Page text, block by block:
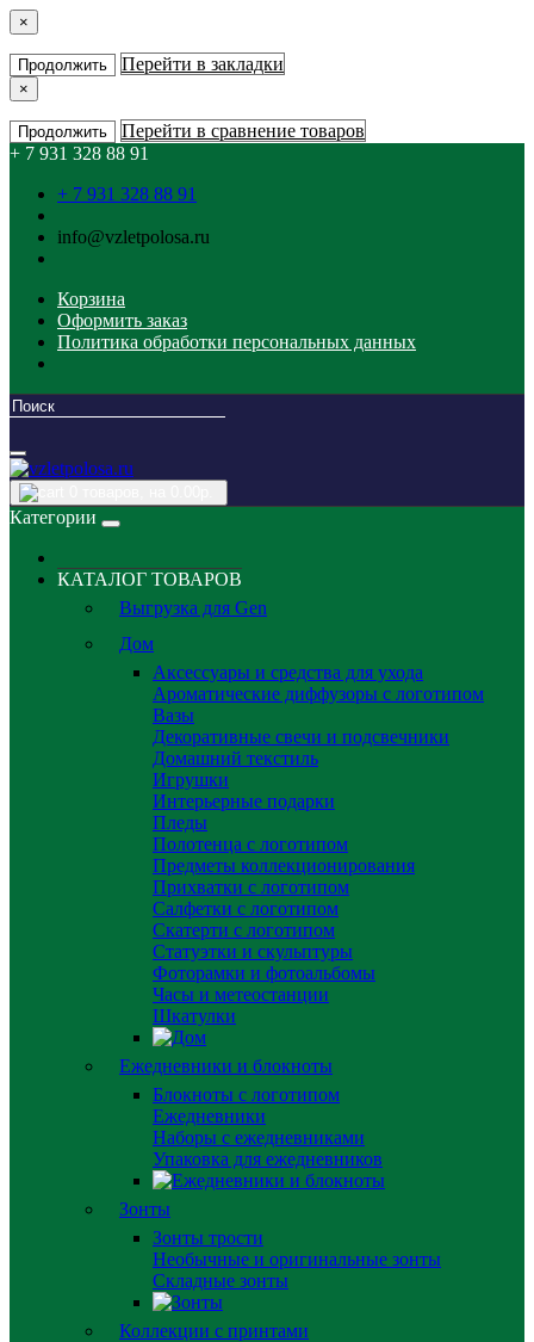
×
Продолжить Перейти в закладки
×
Продолжить
Перейти в сравнение товаров
+ 7 931 328 88 91
+ 7 931 328 88 91
info@vzletpolosa.ru
Корзина
Оформить заказ
Политика обработки персональных данных
Категории
КАТАЛОГ ТОВАРОВ
Выгрузка для Gen
Дом
Аксессуары и средства для ухода
Ароматические диффузоры с логотипом
Вазы
Декоративные свечи и подсвечники
Домашний текстиль
Игрушки
Интерьерные подарки
Пледы
Полотенца с логотипом
Предметы коллекционирования
Прихватки с логотипом
Салфетки с логотипом
Скатерти с логотипом
Статуэтки и скульптуры
Фоторамки и фотоальбомы
Часы и метеостанции
Шкатулки
Ежедневники и блокноты
Блокноты с логотипом
Ежедневники
Наборы с ежедневниками
Упаковка для ежедневников
Зонты
Зонты трости
Необычные и оригинальные зонты
Складные зонты
Коллекции с принтами